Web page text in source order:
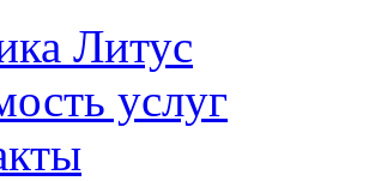
Литус
услуг